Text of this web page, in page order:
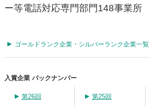
ー等電話対応専門部門148事業所
ゴールドランク企業・シルバーランク企業一覧
入賞企業 バックナンバー
第26回 第25回